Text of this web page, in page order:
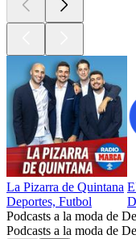
La Pizarra de Quintana
Deportes, Futbol
Podcasts a la moda de
Podcasts a la moda de